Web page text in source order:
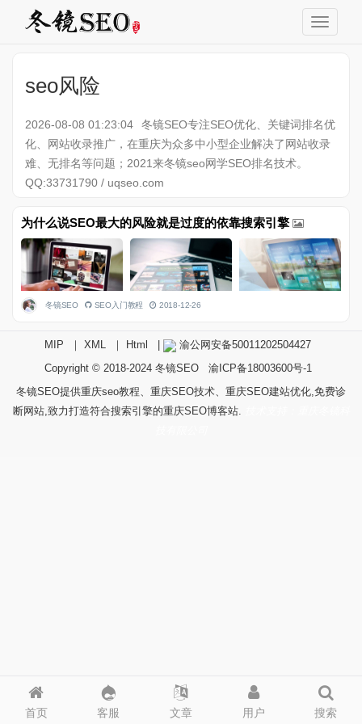
seo风险
2026-08-08 01:23:04
冬镜SEO专注SEO优化、关键词排名优
化、网站收录推广，在重庆为众多中小型企业解决了网站收录
难、无排名等问题；2021来冬镜seo网学SEO排名技术。
QQ:33731790 / uqseo.com
为什么说SEO最大的风险就是过度的依靠搜索引擎
冬镜SEO SEO入门教程 2018-12-26
首页 客服 文章 用户 搜索
MIP ｜ XML ｜ Html
渝公网安备50011202504427
Copyright © 2018-2024 冬镜SEO
渝ICP备18003600号-1
冬镜SEO提供重庆seo教程、重庆SEO技术、重庆SEO建站优化,免费诊
断网站,致力打造符合搜索引擎的重庆SEO博客站.